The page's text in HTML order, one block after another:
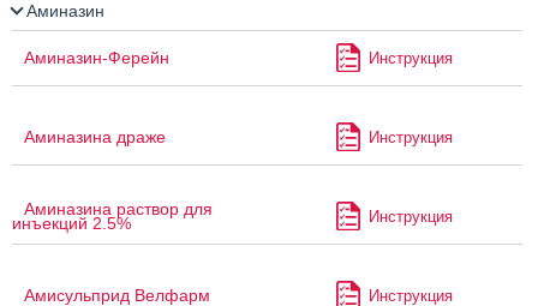
Аминазин
Аминазин-Ферейн Инструкция
Аминазина драже Инструкция
Аминазина раствор для
инъекций 2.5% Инструкция
Амисульприд Велфарм Инструкция